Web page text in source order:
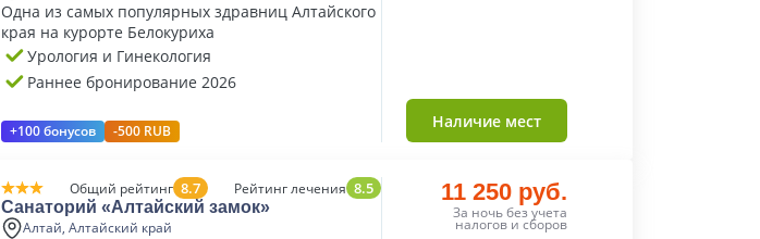
Одна из самых популярных здравниц Алтайского
края на курорте Белокуриха
Урология и Гинекология
Раннее бронирование 2026
+100 бонусов -500 RUB Наличие мест
Общий рейтинг 8.7 Рейтинг лечения 8.5
Санаторий «Алтайский замок»
Алтай, Алтайский край
11 250 руб.
За ночь без учета
налогов и сборов